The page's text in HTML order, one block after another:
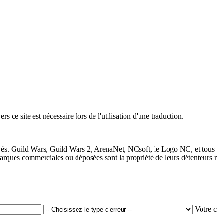
ce site est nécessaire lors de l'utilisation d'une traduction.
Guild Wars, Guild Wars 2, ArenaNet, NCsoft, le Logo NC, et tous
commerciales ou déposées sont la propriété de leurs détenteurs
Votre